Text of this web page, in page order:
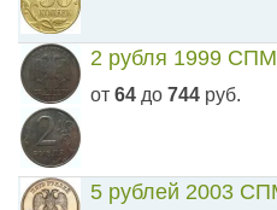
2 рубля 1999
от 64 до 744 руб.
5 рублей 2003